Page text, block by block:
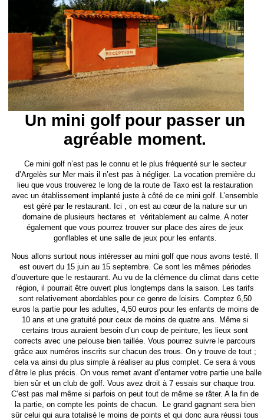
Un mini golf pour passer un
agréable moment.
Ce mini golf n’est pas le connu et le plus fréquenté sur le secteur
d’Argelès sur Mer mais il n’est pas à négliger. La vocation première du
lieu que vous trouverez le long de la route de Taxo est la restauration
avec un établissement implanté juste à côté de ce mini golf. L’ensemble
est géré par le restaurant. Ici , on est au cœur de la nature sur un
domaine de plusieurs hectares et véritablement au calme. A noter
également que vous pourrez trouver sur place des aires de jeux
gonflables et une salle de jeux pour les enfants.
Nous allons surtout nous intéresser au mini golf que nous avons testé. Il
est ouvert du 15 juin au 15 septembre. Ce sont les mêmes périodes
d’ouverture que le restaurant. Au vu de la clémence du climat dans cette
région, il pourrait être ouvert plus longtemps dans la saison. Les tarifs
sont relativement abordables pour ce genre de loisirs. Comptez 6,50
euros la partie pour les adultes, 4,50 euros pour les enfants de moins de
10 ans et une gratuité pour ceux de moins de quatre ans. Même si
certains trous auraient besoin d’un coup de peinture, les lieux sont
corrects avec une pelouse bien taillée. Vous pourrez suivre le parcours
grâce aux numéros inscrits sur chacun des trous. On y trouve de tout ;
cela va ainsi du plus simple à réaliser au plus complet. Ce sera à vous
d’être le plus précis. On vous remet avant d’entamer votre partie une balle
bien sûr et un club de golf. Vous avez droit à 7 essais sur chaque trou.
C’est pas mal même si parfois on peut tout de même se râter. A la fin de
la partie, on compte les points de chacun. Le grand gagnant sera bien
sûr celui qui aura totalisé le moins de points et qui donc aura réussi tous